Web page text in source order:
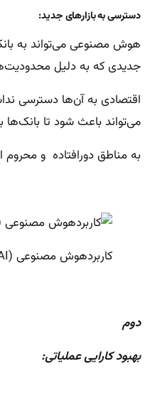
دسترسی به بازارهای جدید:
هوش مصنوعی می‌تواند به
جدیدی که به دلیل
اقتصادی به آن‌ها دسترسی
می‌تواند باعث شود تا بانک‌ها
به مناطق دورافتاده و محروم
کاربردهوش مصنوعی (AI) در بازاریابی برای شبکه مالی و بانکی
دوم
بهبود کارایی عملیاتی: